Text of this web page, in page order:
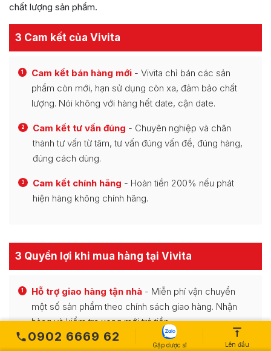
chất lượng sản phẩm.
3 Cam kết của Vivita
1 Cam kết bán hàng mới - Vivita chỉ bán các sản
phẩm còn mới, hạn sử dụng còn xa, đảm bảo chất
lượng. Nói không với hàng hết date, cận date.
2 Cam kết tư vấn đúng - Chuyên nghiệp và chân
thành tư vấn từ tâm, tư vấn đúng vấn đề, đúng hàng,
đúng cách dùng.
3 Cam kết chính hãng - Hoàn tiền 200% nếu phát
hiện hàng không chính hãng.
3 Quyền lợi khi mua hàng tại Vivita
1 Hỗ trợ giao hàng tận nhà - Miễn phí vận chuyển
một số sản phẩm theo chính sách giao hàng. Nhận
hàng và kiểm tra xong mới trả tiền.
Nhiều quà tặng và khuyến mãi hấp dẫn - Mỗi
0902 6669 62
Gặp dược sĩ Lên đầu